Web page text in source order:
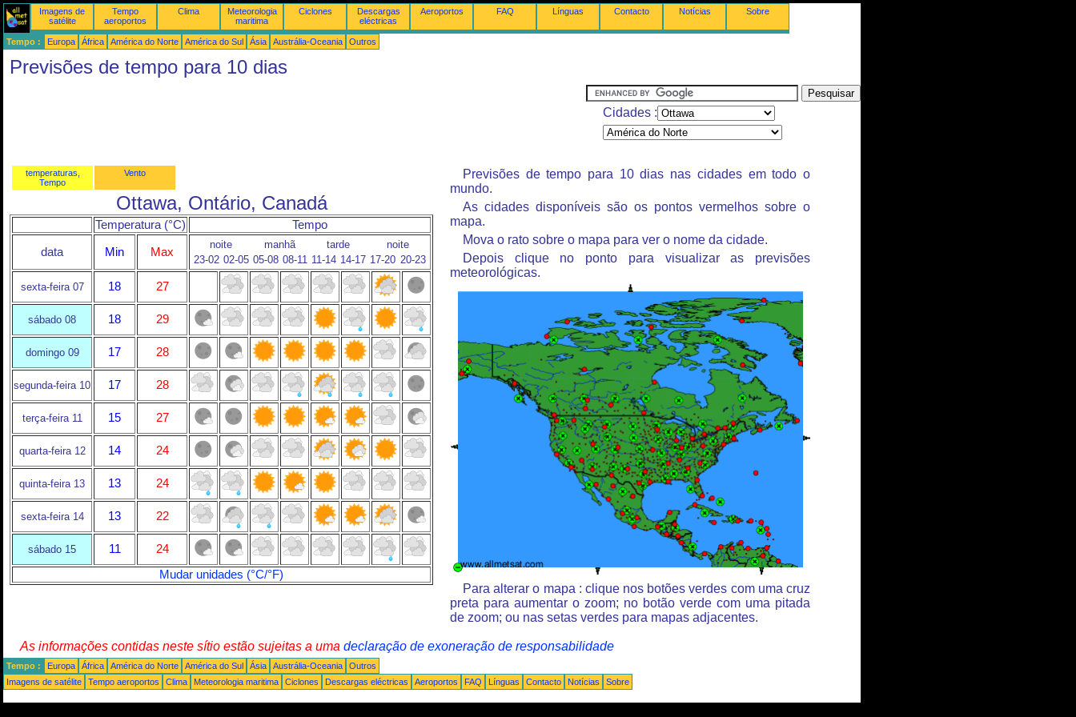
Imagens de
satélite
Tempo
aeroportos
Clima
Meteorologia
maritima
Ciclones
Descargas
eléctricas
Aeroportos FAQ Línguas Contacto Notícias Sobre
Tempo : Europa África América do Norte América do Sul Ásia Austrália-Oceania Outros
Previsões de tempo para 10 dias
Cidades :
temperaturas,
Tempo
Vento
Ottawa, Ontário, Canadá
Temperatura (°C) Tempo
data Min Max
noite manhã tarde
noite
23-02 02-05 05-08 08-11 11-14 14-17 17-20 20-23
sexta-feira 07 18 27
sábado 08 18 29
domingo 09 17 28
segunda-feira 10 17 28
terça-feira 11 15 27
quarta-feira 12 14 24
quinta-feira 13 13 24
sexta-feira 14 13 22
sábado 15 11
24
Mudar unidades (°C/°F)
Previsões de tempo para 10 dias nas cidades em todo o
mundo.
As cidades disponíveis são os pontos vermelhos sobre o
mapa.
Mova o rato sobre o mapa para ver o nome da cidade.
Depois clique no ponto para visualizar as previsões
meteorológicas.
Para alterar o mapa : clique nos botões verdes com uma cruz
preta para aumentar o zoom; no botão verde com uma pitada
de zoom; ou nas setas verdes para mapas adjacentes.
As informações contidas neste sítio estão sujeitas a uma declaração de exoneração de responsabilidade
Tempo : Europa África América do Norte América do Sul Ásia Austrália-Oceania
Outros
Imagens de satélite
Tempo aeroportos Clima Meteorologia maritima Ciclones Descargas eléctricas Aeroportos FAQ Línguas Contacto Notícias Sobre